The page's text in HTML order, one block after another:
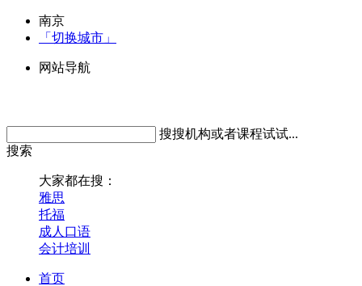
南京
「切换城市」
网站导航
搜搜机构或者课程试试...
搜索
大家都在搜：
雅思
托福
成人口语
会计培训
首页